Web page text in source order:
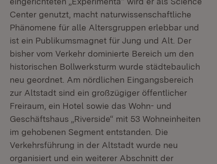
Center genutzt, macht naturwissenschaftliche
Phänomene für alle Altersgruppen erlebbar und
ist ein Publikumsmagnet für Jung und Alt. Der
bisher vom Verkehr dominierte Bereich um den
historischen Bollwerksturm wurde städtebaulich
neu geordnet. Am nördlichen Eingangsbereich
zur Altstadt sind ein großzügiger öffentlicher
Freiraum, ein Hotel sowie das Wohn- und
Geschäftshaus „Riverside“ mit 53 Wohneinheiten
im gehobenen Segment entstanden. Die
Verkehrsführung in der Altstadt wurde neu
organisiert und ein weiterer Abschnitt der